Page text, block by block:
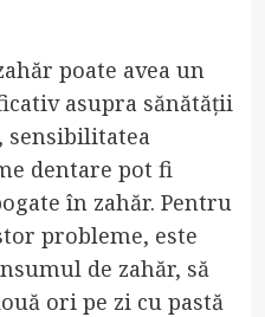
poate avea un
asupra sănătății
sensibilitatea
dentare pot fi
în zahăr. Pentru
probleme, este
de zahăr, să
ori pe zi cu pastă